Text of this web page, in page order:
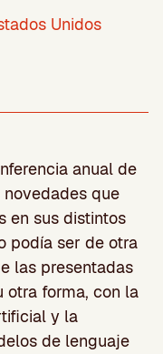
Unidos
anual de
novedades que
en sus distintos
podía ser de otra
las presentadas
otra forma, con la
y la
de lenguaje